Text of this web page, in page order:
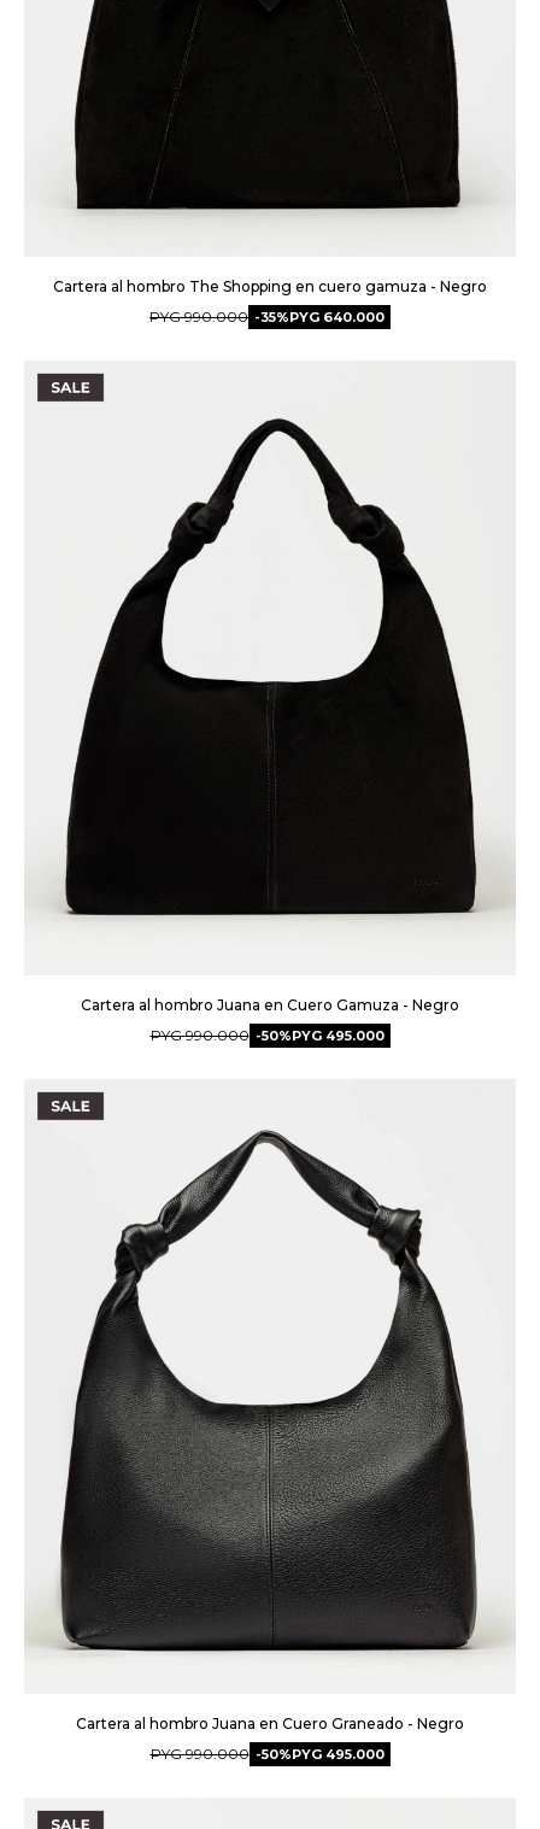
Cartera al hombro The Shopping en cuero gamuza - Negro
PYG 990.000 35 PYG 640.000
Cartera al hombro Juana en Cuero Gamuza - Negro
PYG 990.000 50 PYG 495.000
Cartera al hombro Juana en Cuero Graneado - Negro
PYG 990.000 50 PYG 495.000